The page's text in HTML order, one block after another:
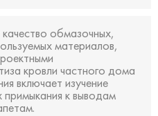
обмазочных,
материалов,
кровли частного дома
включает изучение
примыкания к выводам